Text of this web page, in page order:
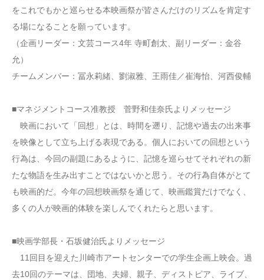
をこれでもかと巡らせる本映画祭が皆さんだけのリズムを肯定す
る場になることを願っています。
（企画リーダー：文芸コース4年 寺町創太、副リーダー：金谷
允）
チームメンバー：冨永莉緒、劉淑雅、王雨佳／崔海怡、河西俊輔
■マネジメントコース准教授 菅野和佳奈氏よりメッセージ
映画において「回想」とは、時間を遡り、記憶や過去の出来事
を映像として立ち上げる表現である。個人においての回想という
行為は、今回の副題にあるように、記憶を巡らせてそれぞれの新
たな物語を生み出すことではないかと思う。その行為自体がとて
も映画的だ。今年の回想映画祭を通じて、映画鑑賞だけでなく、
多くの人が映画的体験を楽しんでくれたらと思います。
■映画学部長・石坂健治氏よりメッセージ
11回目を迎えた川崎市アートセンターでの学生企画上映会。過
去10回のテーマは、団地、夫婦、親子、ディストピア、ライブ、